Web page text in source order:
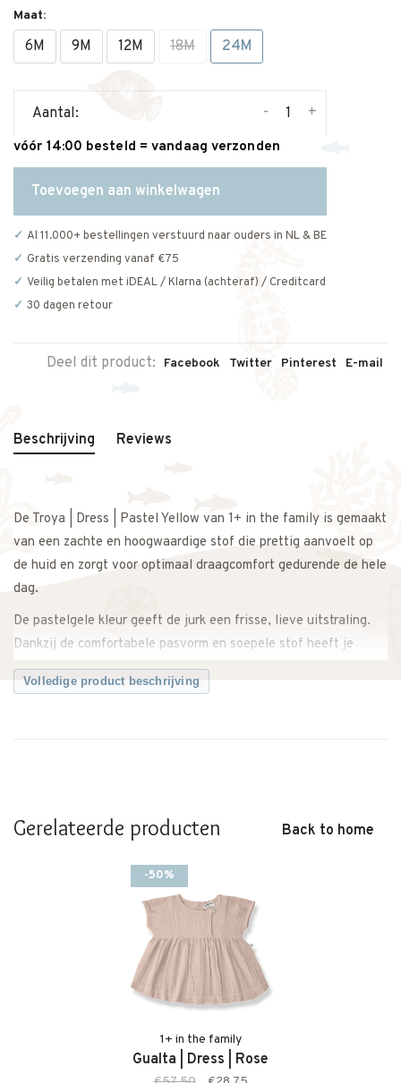
Maat:
6M 9M 12M 18M 24M
Aantal: +
-
vóór 14:00 besteld = vandaag verzonden
Toevoegen aan winkelwagen
Al 11.000+ bestellingen verstuurd naar ouders in NL & BE
Gratis verzending vanaf €75
Veilig betalen met iDEAL / Klarna (achteraf) / Creditcard
30 dagen retour
Deel dit product: Facebook Twitter Pinterest E-mail
Beschrijving Reviews
De Troya | Dress | Pastel Yellow van 1+ in the family is gemaakt
van een zachte en hoogwaardige stof die prettig aanvoelt op
de huid en zorgt voor optimaal draagcomfort gedurende de hele
dag.
De pastelgele kleur geeft de jurk een frisse, lieve uitstraling.
Dankzij de comfortabele pasvorm en soepele stof heeft je
kindje voldoende bewegingsvrijheid tijdens spelen, kruipen of
dansen. Licht en luchtig, ideaal voor warme dagen.
Twijfel je over de maat? Neem gerust contact met ons op. We
• Troya Dress van 1+ in the family
• Zachte, comfortabele stof
• Kleur: Pastel Yellow
• Comfortabele pasvorm
• Geschikt voor baby’s en jonge kinderen
• Tijdloze en stijlvolle uitstraling
• Makkelijk te combineren
Volledige product beschrijving
Gerelateerde producten Back to home
-50%
1+ in the family
Gualta | Dress | Rose